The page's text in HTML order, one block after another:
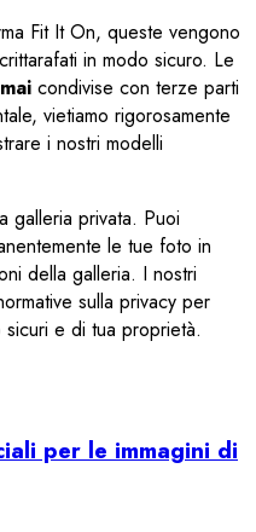
Fit It On, queste vengono
in modo sicuro. Le
condivise con terze parti
vietiamo rigorosamente
i nostri modelli
galleria privata. Puoi
le tue foto in
della galleria. I nostri
sulla privacy per
e di tua proprietà.
per le immagini di